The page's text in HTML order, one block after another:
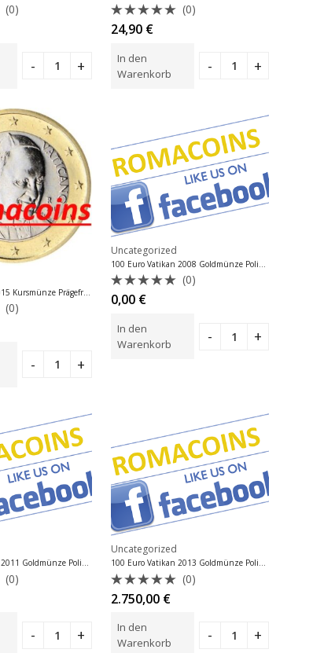
(0)
Bewertet
mit
von
5
(0)
24,90 €
In den
Warenkorb
(0)
Uncategorized
100 Euro Vatikan 2008 Goldmünze Polierte Platte PP
Bewertet
mit
von
5
(0)
0,00 €
In den
Warenkorb
100 Euro Vatikan 2011 Goldmünze Polierte Platte PP
(0)
Uncategorized
100 Euro Vatikan 2013 Goldmünze Polierte Platte PP
Bewertet
mit
0
von
5
(0)
2.750,00 €
In den
Warenkorb